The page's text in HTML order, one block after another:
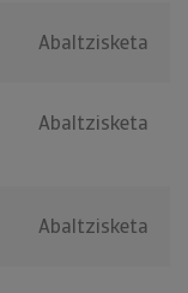
Abaltzisketa
Abaltzisketa
Abaltzisketa